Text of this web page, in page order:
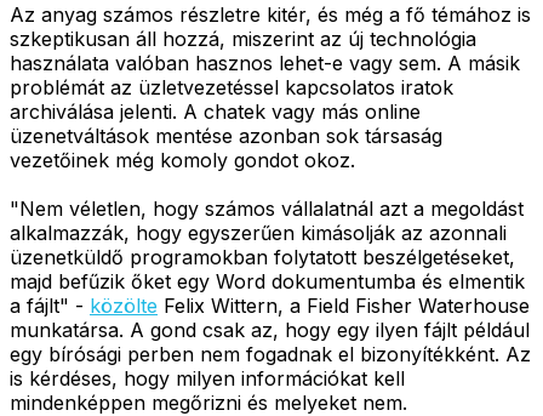
Az anyag számos részletre kitér, és még a fő témához is
szkeptikusan áll hozzá, miszerint az új technológia
használata valóban hasznos lehet-e vagy sem. A másik
problémát az üzletvezetéssel kapcsolatos iratok
archiválása jelenti. A chatek vagy más online
üzenetváltások mentése azonban sok társaság
vezetőinek még komoly gondot okoz.
"Nem véletlen, hogy számos vállalatnál azt a megoldást
alkalmazzák, hogy egyszerűen kimásolják az azonnali
üzenetküldő programokban folytatott beszélgetéseket,
majd befűzik őket egy Word dokumentumba és elmentik
a fájlt" - közölte Felix Wittern, a Field Fisher Waterhouse
munkatársa. A gond csak az, hogy egy ilyen fájlt például
egy bírósági perben nem fogadnak el bizonyítékként. Az
is kérdéses, hogy milyen információkat kell
mindenképpen megőrizni és melyeket nem.